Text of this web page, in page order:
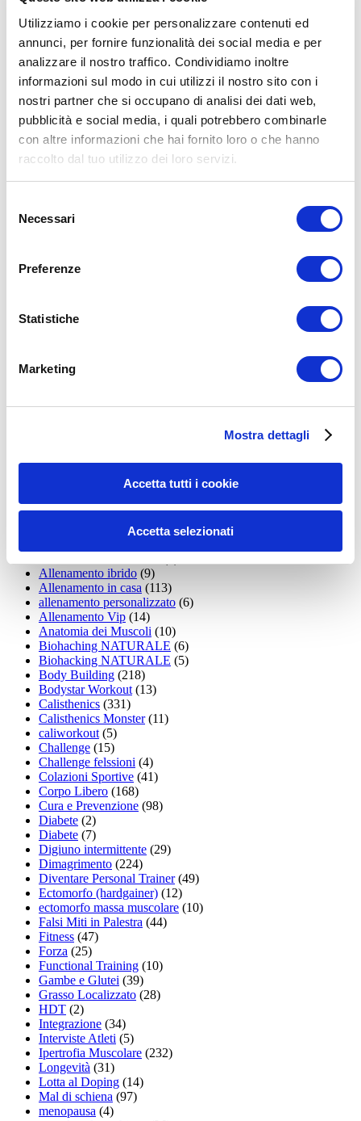
Utilizziamo i cookie per personalizzare contenuti ed
annunci, per fornire funzionalità dei social media e per
analizzare il nostro traffico. Condividiamo inoltre
informazioni sul modo in cui utilizzi il nostro sito con i
nostri partner che si occupano di analisi dei dati web,
pubblicità e social media, i quali potrebbero combinarle
con altre informazioni che hai fornito loro o che hanno
raccolto dal tuo utilizzo dei loro servizi.
delNecessari
Preferenze
Statistiche
Marketing
Mostra dettagli
Accetta tutti i cookie
Accetta selezionati
ALLENATI CON ME!
(1.800)
Allenamento aerobico(16)
Allenamento con il TRX(36)
Allenamento ibrido (9)
Allenamento in casa (113)
allenamento personalizzato (6)
Allenamento Vip (14)
Anatomia dei Muscoli (10)
Biohaching NATURALE (6)
Biohacking NATURALE (5)
Body Building (218)
Bodystar Workout(13)
Calisthenics (331)
Calisthenics Monster(11)
caliworkout(5)
Challenge (15)
Challenge felssioni (4)
Colazioni Sportive (41)
Corpo Libero (168)
Cura e Prevenzione (98)
Diabete (2)
Diabete (7)
Digiuno intermittente (29)
Dimagrimento (224)
Diventare Personal Trainer(49)
Ectomorfo (hardgainer) (12)
ectomorfo massa muscolare (10)
Falsi Miti in Palestra (44)
Fitness (47)
Forza (25)
Functional Training (10)
Gambe e Glutei (39)
Grasso Localizzato (28)
HDT (2)
Integrazione (34)
Interviste Atleti (5)
Ipertrofia Muscolare (232)
Longevità (31)
Lotta al Doping (14)
Mal di schiena (97)
menopausa (4)